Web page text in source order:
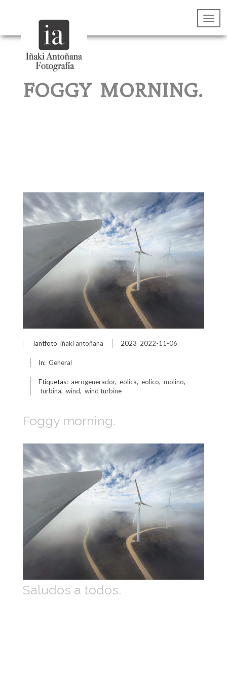
FOGGY MORNING.
iantfoto iñaki antoñana 2023 2022-11-06
In: General
Etiquetas: aerogenerador, eolica, eolico, molino,
turbina, wind, wind turbine
Foggy morning.
Saludos a todos.